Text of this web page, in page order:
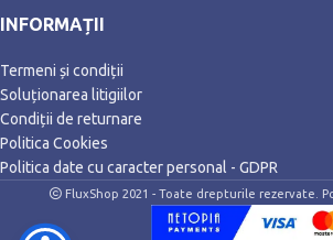
INFORMAȚII
Termeni și condiții
Soluționarea litigiilor
Condiții de returnare
Politica Cookies
Politica date cu caracter personal - GDPR
FluxShop 2021 - Toate drepturile rezervate.